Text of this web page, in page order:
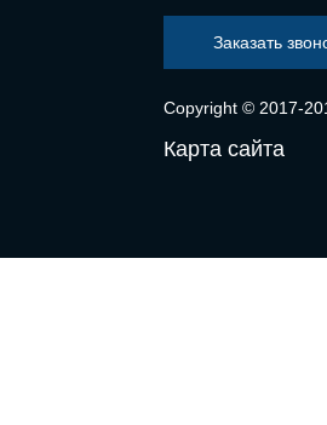
Заказать
Copyright © 2017-
Карта сайта